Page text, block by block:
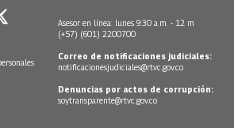
Asesor en línea: lunes 9:30 a.m. - 12 m
(+57) (601) 2200700
Correo de notificaciones judiciales:
notificacionesjudiciales@rtvc.gov.co
Denuncias por actos de corrupción:
soytransparente@rtvc.gov.co